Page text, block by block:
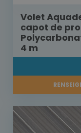
Volet
capot de
4 m